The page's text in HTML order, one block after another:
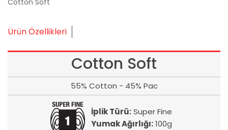
Ürün Özellikleri
Cotton Soft
55% Cotton - 45% Pac
İplik Türü:Super Fine
Yumak Ağırlığı:100g